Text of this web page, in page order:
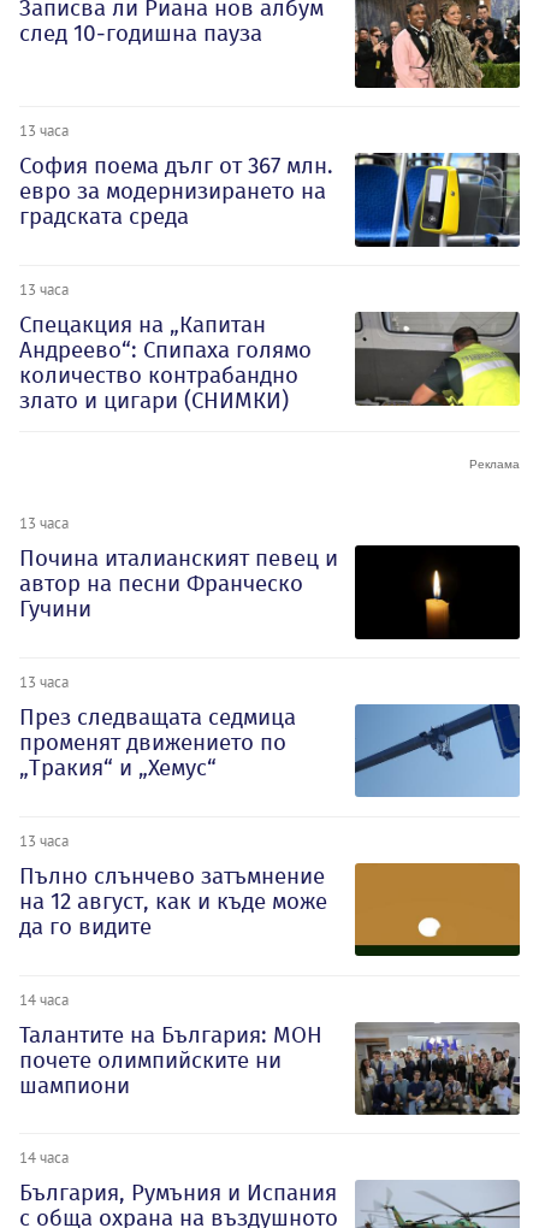
Записва ли Риана нов албум
след 10-годишна пауза
13 часа
София поема дълг от 367 млн.
евро за модернизирането на
градската среда
13 часа
Спецакция на „Капитан
Андреево“: Спипаха голямо
количество контрабандно
злато и цигари (СНИМКИ)
13 часа
Почина италианският певец и
автор на песни Франческо
Гучини
13 часа
През следващата седмица
променят движението по
„Тракия“ и „Хемус“
13 часа
Пълно слънчево затъмнение
на 12 август, как и къде може
да го видите
14 часа
Талантите на България: МОН
почете олимпийските ни
шампиони
14 часа
България, Румъния и Испания
с обща охрана на въздушното